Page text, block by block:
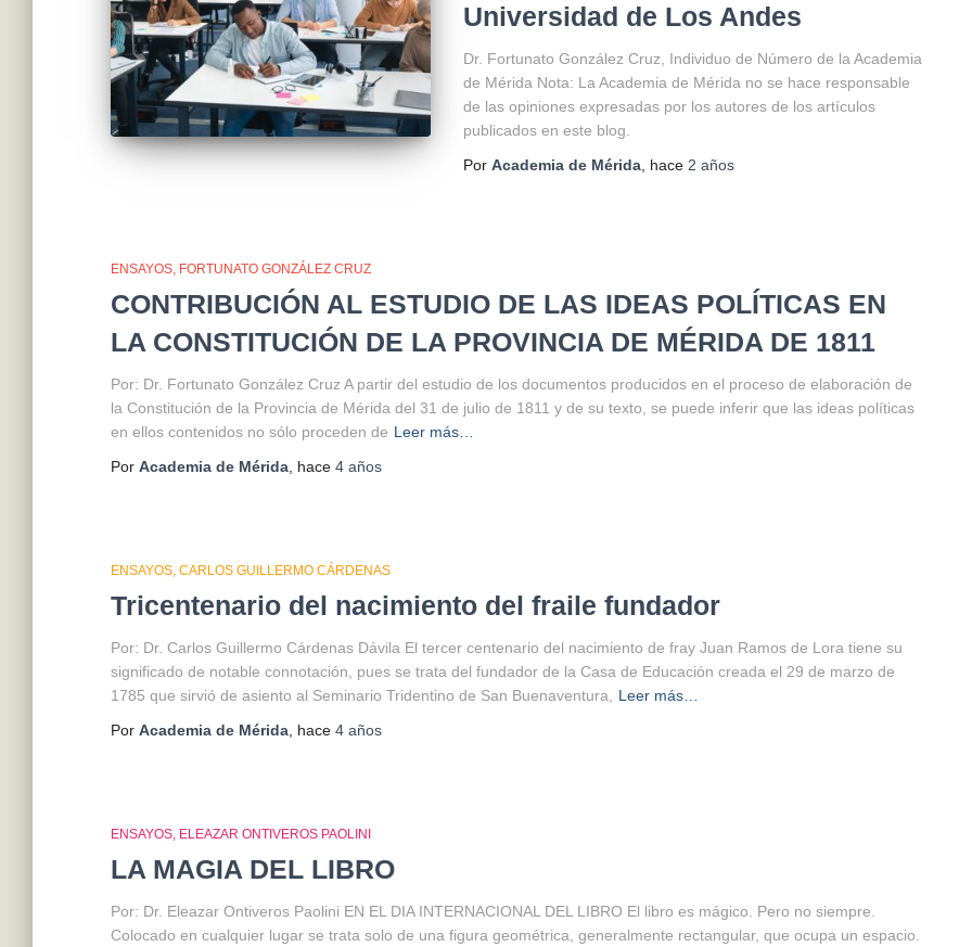
Universidad de Los Andes
Dr. Fortunato González Cruz, Individuo de Número de la Academia
de Mérida Nota: La Academia de Mérida no se hace responsable
de las opiniones expresadas por los autores de los artículos
publicados en este blog.
Por Academia de Mérida , hace 2 años
ENSAYOS FORTUNATO GONZÁLEZ CRUZ
CONTRIBUCIÓN AL ESTUDIO DE LAS IDEAS POLÍTICAS EN
LA CONSTITUCIÓN DE LA PROVINCIA DE MÉRIDA DE 1811
Por: Dr. Fortunato González Cruz A partir del estudio de los documentos producidos en el proceso de elaboración de
la Constitución de la Provincia de Mérida del 31 de julio de 1811 y de su texto, se puede inferir que las ideas políticas
en ellos contenidos no sólo proceden de Leer más…
Por Academia de Mérida , hace 4 años
ENSAYOS CARLOS GUILLERMO CÁRDENAS
Tricentenario del nacimiento del fraile fundador
Por: Dr. Carlos Guillermo Cárdenas Dávila El tercer centenario del nacimiento de fray Juan Ramos de Lora tiene su
significado de notable connotación, pues se trata del fundador de la Casa de Educación creada el 29 de marzo de
1785 que sirvió de asiento al Seminario Tridentino de San Buenaventura,
Leer más…
Por Academia de Mérida , hace 4 años
ENSAYOS ELEAZAR ONTIVEROS PAOLINI
LA MAGIA DEL LIBRO
Por: Dr. Eleazar Ontiveros Paolini EN EL DIA INTERNACIONAL DEL LIBRO El libro es mágico. Pero no siempre.
Colocado en cualquier lugar se trata solo de una figura geométrica, generalmente rectangular, que ocupa un espacio.